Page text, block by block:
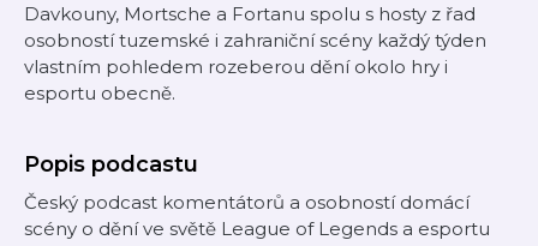
Davkouny, Mortsche a Fortanu spolu s hosty z řad
osobností tuzemské i zahraniční scény každý týden
vlastním pohledem rozeberou dění okolo hry i
esportu obecně.
Popis podcastu
Český podcast komentátorů a osobností domácí
scény o dění ve světě League of Legends a esportu